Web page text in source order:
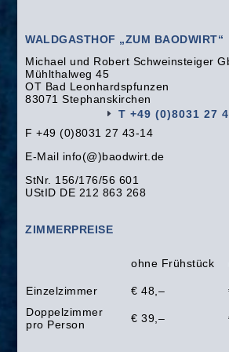
WALDGASTHOF „ZUM BAODWIRT“
Michael und Robert Schweinsteiger
Mühlthalweg 45
OT Bad Leonhardspfunzen
83071 Stephanskirchen
T +49 (0)8031 27
F +49 (0)8031 27 43-14
E-Mail info(@)baodwirt.de
StNr. 156/176/56 601
UStID DE 212 863 268
ZIMMERPREISE
ohne Frühstück
Einzelzimmer € 48,–
Doppelzimmer
pro Person
€ 39,–